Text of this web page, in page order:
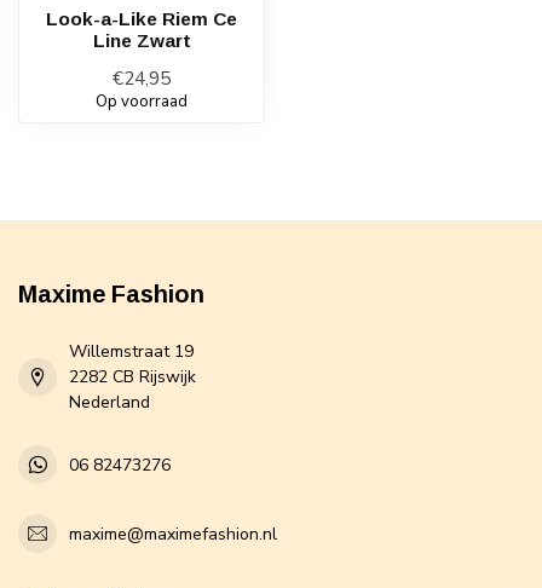
Look-a-Like Riem Ce
Line Zwart
€24,95
Op voorraad
Maxime Fashion
Willemstraat 19
2282 CB Rijswijk
Nederland
06 82473276
maxime@maximefashion.nl